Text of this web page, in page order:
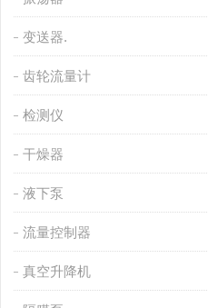
变送器.
齿轮流量计
检测仪
干燥器
液下泵
流量控制器
真空升降机